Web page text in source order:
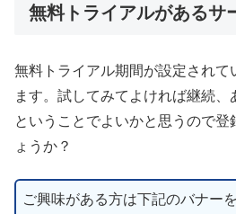
無料トライアルがあるサ
無料トライアル期間が設定されて
ます。試してみてよければ継続
ということでよいかと思うので登
ょうか？
ご興味がある方は下記のバナー